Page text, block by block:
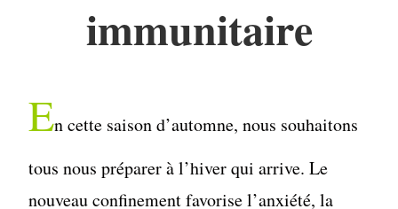
immunitaire
En cette saison d’automne, nous souhaitons
tous nous préparer à l’hiver qui arrive. Le
nouveau confinement favorise l’anxiété, la